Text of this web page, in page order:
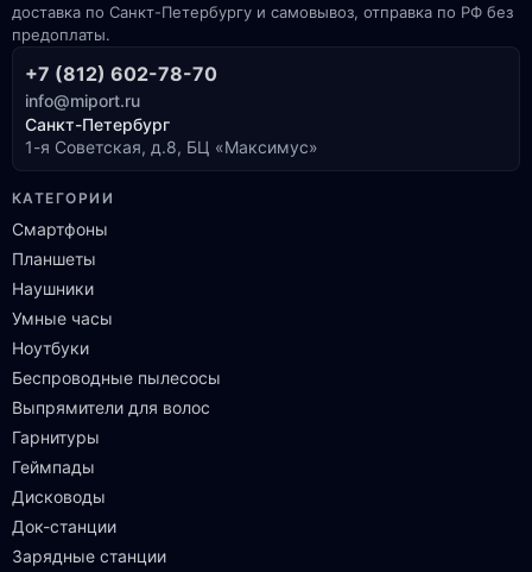
доставка по Санкт-Петербургу и самовывоз, отправка по РФ без
предоплаты.
+7 (812) 602-78-70
info@miport.ru
Санкт-Петербург
1-я Советская, д.8, БЦ «Максимус»
КАТЕГОРИИ
Смартфоны
Планшеты
Наушники
Умные часы
Ноутбуки
Беспроводные пылесосы
Выпрямители для волос
Гарнитуры
Геймпады
Дисководы
Док-станции
Зарядные станции